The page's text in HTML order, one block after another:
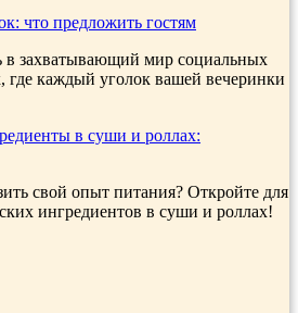
что предложить гостям
в захватывающий мир социальных
где каждый уголок вашей вечеринки
в суши и роллах:
свой опыт питания? Откройте для
ингредиентов в суши и роллах!